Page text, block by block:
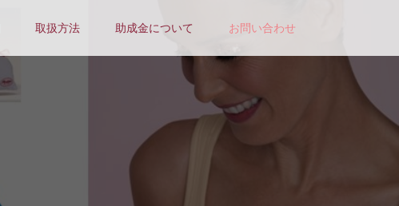
取扱方法 助成金について お問い合わせ